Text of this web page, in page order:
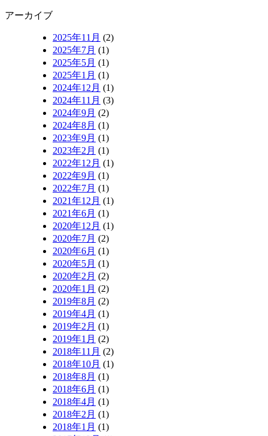
アーカイブ
2025年11月 (2)
2025年7月 (1)
2025年5月 (1)
2025年1月 (1)
2024年12月 (1)
2024年11月 (3)
2024年9月 (2)
2024年8月 (1)
2023年9月 (1)
2023年2月 (1)
2022年12月 (1)
2022年9月 (1)
2022年7月 (1)
2021年12月 (1)
2021年6月 (1)
2020年12月 (1)
2020年7月 (2)
2020年6月 (1)
2020年5月 (1)
2020年2月 (2)
2020年1月 (2)
2019年8月 (2)
2019年4月 (1)
2019年2月 (1)
2019年1月 (2)
2018年11月 (2)
2018年10月 (1)
2018年8月 (1)
2018年6月 (1)
2018年4月 (1)
2018年2月 (1)
2018年1月 (1)